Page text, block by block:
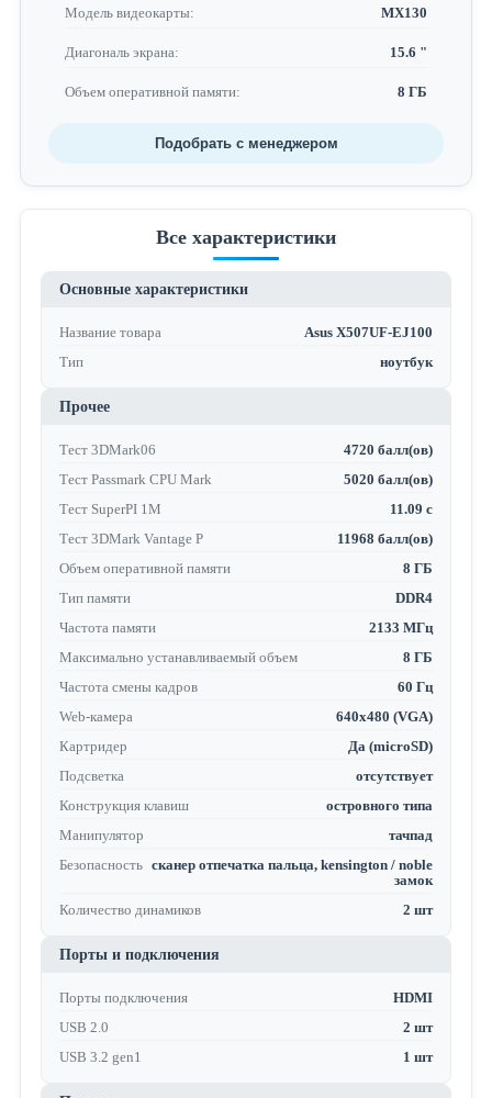
Модель видеокарты: MX130
Диагональ экрана: 15.6 "
Объем оперативной памяти: 8 ГБ
Подобрать с менеджером
Все характеристики
Основные характеристики
Название товара
Asus X507UF-EJ100
Тип
ноутбук
Прочее
Тест 3DMark06
4720 балл(ов)
Тест Passmark CPU Mark
5020 балл(ов)
Тест SuperPI 1M
11.09 с
Тест 3DMark Vantage P
11968 балл(ов)
Объем оперативной памяти
8 ГБ
Тип памяти
DDR4
Частота памяти
2133 МГц
Максимально устанавливаемый объем
8 ГБ
Частота смены кадров
60 Гц
Web-камера
640x480 (VGA)
Картридер
Да (microSD)
Подсветка
отсутствует
Конструкция клавиш
островного типа
Манипулятор
тачпад
Безопасность сканер отпечатка пальца, kensington / noble
замок
Количество динамиков
2 шт
Порты и подключения
Порты подключения
HDMI
USB 2.0
2 шт
USB 3.2 gen1
1 шт